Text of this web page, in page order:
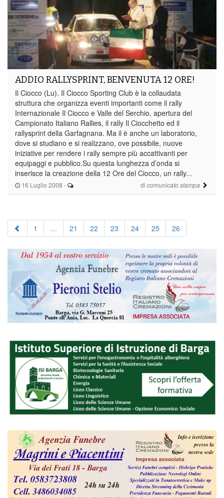
16 Luglio 2008 - di comunicato stampa
ADDIO RALLYSPRINT, BENVENUTA 12 ORE!
Il Ciocco (Lu). Il Ciocco Sporting Club è la collaudata
struttura che organizza eventi importanti come il rally
Internazionale Il Ciocco e Valle del Serchio, apertura del
Campionato Italiano Rallies, il rally Il Ciocchetto ed il
rallysprint della Garfagnana. Ma il è anche un laboratorio,
dove si studiano e si realizzano, ove possibile, nuove
iniziative per rendere i rally sempre più accattivanti per
equipaggi e pubblico.Su questa lunghezza d’onda si
inserisce la creazione della 12 Ore del Ciocco, un rally...
1 … 21 22 23 24 25 26